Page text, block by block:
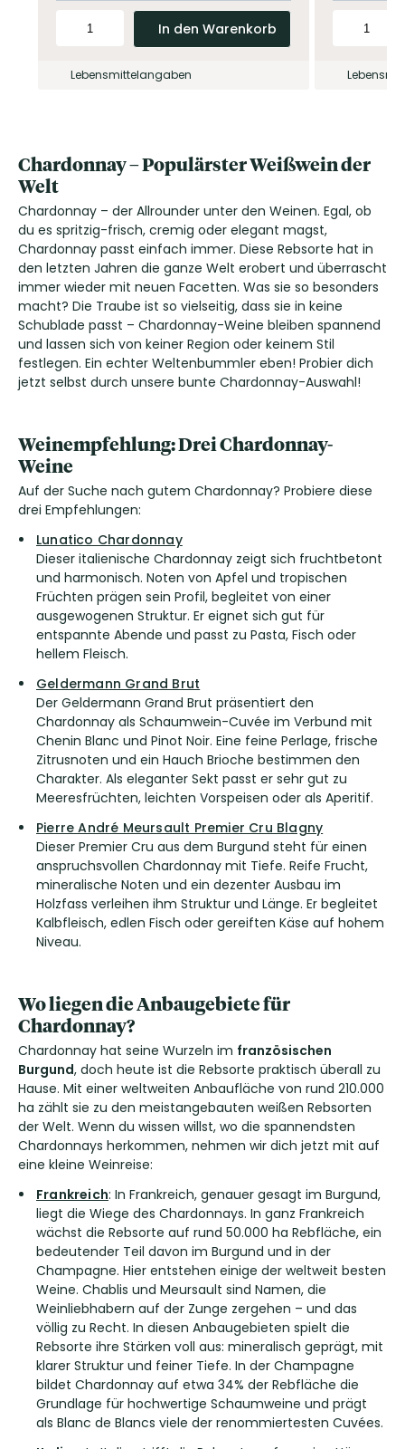
In den Warenkorb
Lebensmittelangaben
Chardonnay – Populärster Weißwein der
Welt
Chardonnay – der Allrounder unter den Weinen. Egal, ob
du es spritzig-frisch, cremig oder elegant magst,
Chardonnay passt einfach immer. Diese Rebsorte hat in
den letzten Jahren die ganze Welt erobert und überrascht
immer wieder mit neuen Facetten. Was sie so besonders
macht? Die Traube ist so vielseitig, dass sie in keine
Schublade passt – Chardonnay-Weine bleiben spannend
und lassen sich von keiner Region oder keinem Stil
festlegen. Ein echter Weltenbummler eben! Probier dich
jetzt selbst durch unsere bunte Chardonnay-Auswahl!
Weinempfehlung: Drei Chardonnay-
Weine
Auf der Suche nach gutem Chardonnay? Probiere diese
drei Empfehlungen:
Lunatico Chardonnay
Dieser italienische Chardonnay zeigt sich fruchtbetont
und harmonisch. Noten von Apfel und tropischen
Früchten prägen sein Profil, begleitet von einer
ausgewogenen Struktur. Er eignet sich gut für
entspannte Abende und passt zu Pasta, Fisch oder
hellem Fleisch.
Geldermann Grand Brut
Der Geldermann Grand Brut präsentiert den
Chardonnay als Schaumwein-Cuvée im Verbund mit
Chenin Blanc und Pinot Noir. Eine feine Perlage, frische
Zitrusnoten und ein Hauch Brioche bestimmen den
Charakter. Als eleganter Sekt passt er sehr gut zu
Meeresfrüchten, leichten Vorspeisen oder als Aperitif.
Pierre André Meursault Premier Cru Blagny
Dieser Premier Cru aus dem Burgund steht für einen
anspruchsvollen Chardonnay mit Tiefe. Reife Frucht,
mineralische Noten und ein dezenter Ausbau im
Holzfass verleihen ihm Struktur und Länge. Er begleitet
Kalbfleisch, edlen Fisch oder gereiften Käse auf hohem
Niveau.
Wo liegen die Anbaugebiete für
Chardonnay?
Chardonnay hat seine Wurzeln im französischen
Burgund, doch heute ist die Rebsorte praktisch überall zu
Hause. Mit einer weltweiten Anbaufläche von rund 210.000
ha zählt sie zu den meistangebauten weißen Rebsorten
der Welt. Wenn du wissen willst, wo die spannendsten
Chardonnays herkommen, nehmen wir dich jetzt mit auf
eine kleine Weinreise:
Frankreich: In Frankreich, genauer gesagt im Burgund,
liegt die Wiege des Chardonnays. In ganz Frankreich
wächst die Rebsorte auf rund 50.000 ha Rebfläche, ein
bedeutender Teil davon im Burgund und in der
Champagne. Hier entstehen einige der weltweit besten
Weine. Chablis und Meursault sind Namen, die
Weinliebhabern auf der Zunge zergehen – und das
völlig zu Recht. In diesen Anbaugebieten spielt die
Rebsorte ihre Stärken voll aus: mineralisch geprägt, mit
klarer Struktur und feiner Tiefe. In der Champagne
bildet Chardonnay auf etwa 34% der Rebfläche die
Grundlage für hochwertige Schaumweine und prägt
als Blanc de Blancs viele der renommiertesten Cuvées.